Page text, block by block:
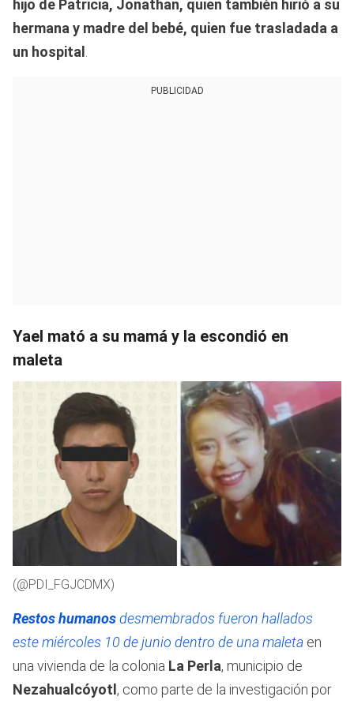
hijo de Patricia, Jonathan, quien también hirió a su
hermana y madre del bebé, quien fue trasladada a
un hospital .
PUBLICIDAD
Yael mató a su mamá y la escondió en
maleta
(@PDI_FGJCDMX)
Restos humanosdesmembrados fueron hallados
este miércoles 10 de junio dentro de una maleta en
una vivienda de la colonia La Perla, municipio de
Nezahualcóyotl , como parte de la investigación por